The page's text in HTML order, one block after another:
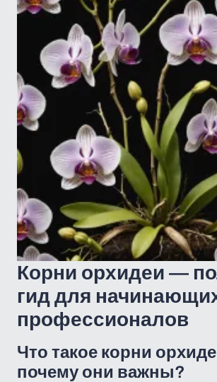
Корни орхидеи —
гид для
профессионалов
Что такое корни
почему они важны?